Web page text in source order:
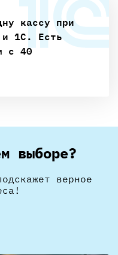
кассу при
и 1С. Есть
с 40
выборе?
верное